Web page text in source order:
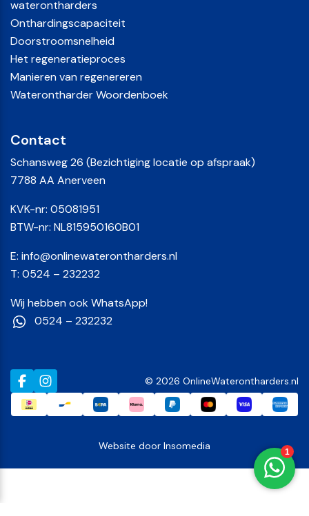
waterontharders
Onthardingscapaciteit
Doorstroomsnelheid
Het regeneratieproces
Manieren van regenereren
Waterontharder Woordenboek
Contact
Schansweg 26 (Bezichtiging locatie op afspraak)
7788 AA Anerveen
KVK-nr: 05081951
BTW-nr: NL815950160B01
E: info@onlinewaterontharders.nl
T: 0524 – 232232
Wij hebben ook WhatsApp!
0524 – 232232
© 2026 OnlineWaterontharders.nl
Website door Insomedia